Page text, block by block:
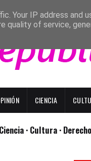
CIENCIA
Ciencia · Cultura ·
Your IP address and
quality of service,